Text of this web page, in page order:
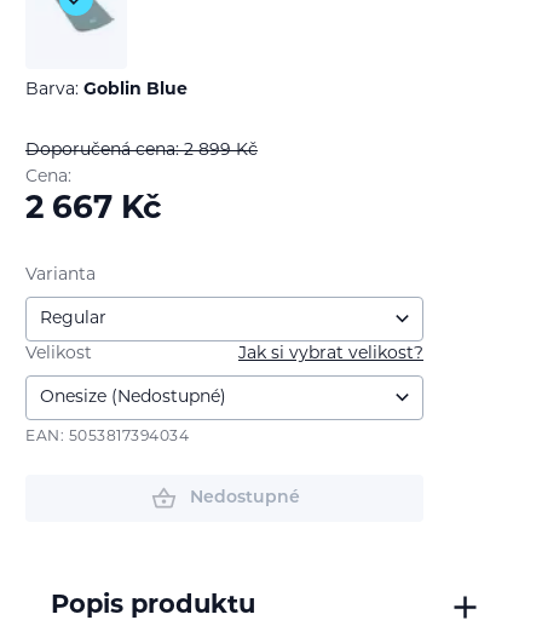
Barva: Goblin Blue
Doporučená cena: 2 899Kč
Cena:
2 667 Kč
Varianta
Jak si vybrat velikost?
Velikost
EAN: 5053817394034
Nedostupné
Popis produktu